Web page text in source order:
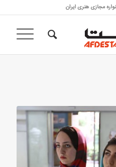
مجازی هنری ایران